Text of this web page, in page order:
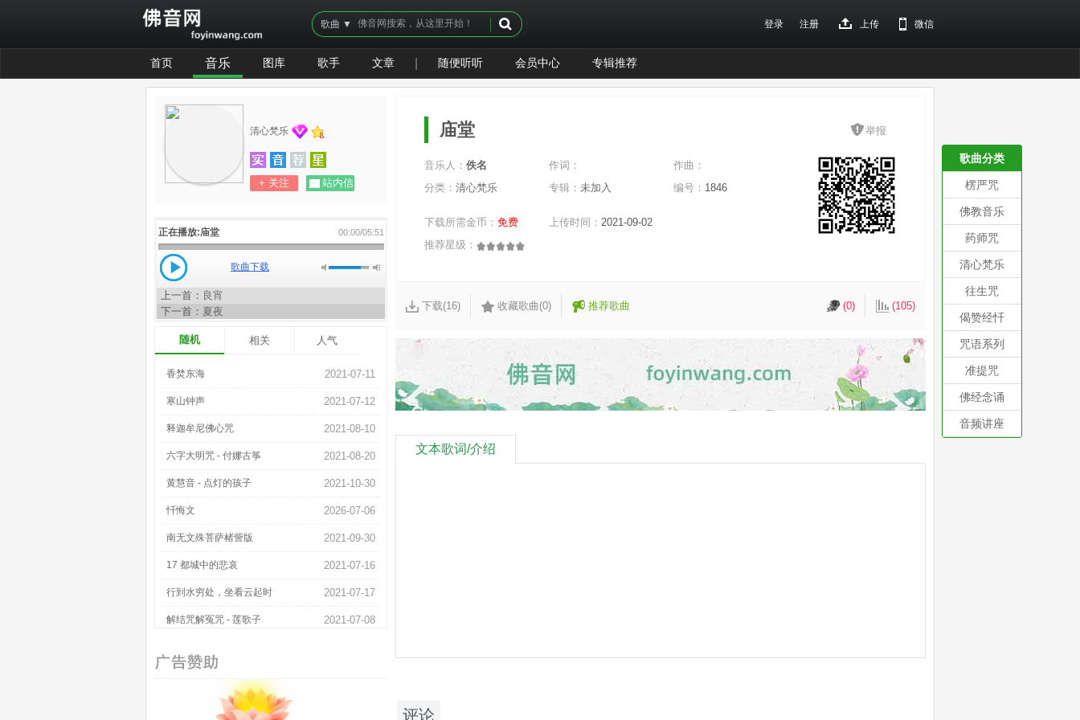
歌曲 ▼ 登录 注册 上传 微信
首页 音乐 图库 歌手 文章 随便听听 会员中心 专辑推荐
举报
庙堂
音乐人： 佚名 作词：
作曲：
分类： 清心梵乐 专辑： 未加入 编号： 1846
下载所需金币： 免费 上传时间： 2021-09-02
推荐星级：
下载(16) 收藏歌曲(0) 推荐歌曲 (0) (105)
文本歌词/介绍
评论
清心梵乐
+ 关注 站内信
正在播放:庙堂 00:00/05:51
歌曲下载
上一首： 良宵
下一首： 夏夜
随机 相关 人气
香焚东海 2021-07-11
寒山钟声 2021-07-12
释迦牟尼佛心咒 2021-08-10
六字大明咒 - 付娜古筝 2021-08-20
黄慧音 - 点灯的孩子 2021-10-30
忏悔文 2026-07-06
南无文殊菩萨楮訾版 2021-09-30
17 都城中的悲哀 2021-07-16
行到水穷处，坐看云起时 2021-07-17
解结咒解冤咒 - 莲歌子 2021-07-08
歌曲分类
楞严咒
佛教音乐
药师咒
清心梵乐
往生咒
偈赞经忏
咒语系列
准提咒
佛经念诵
音频讲座